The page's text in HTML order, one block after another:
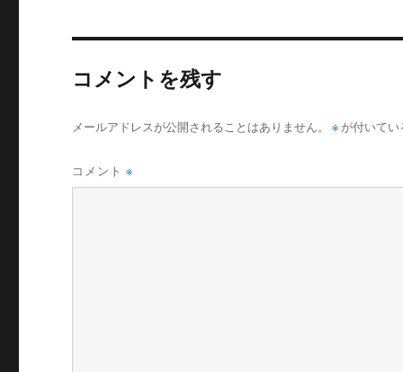
コメントを残す
メールアドレスが公開されることはありません。 ※ が付いて
コメント※